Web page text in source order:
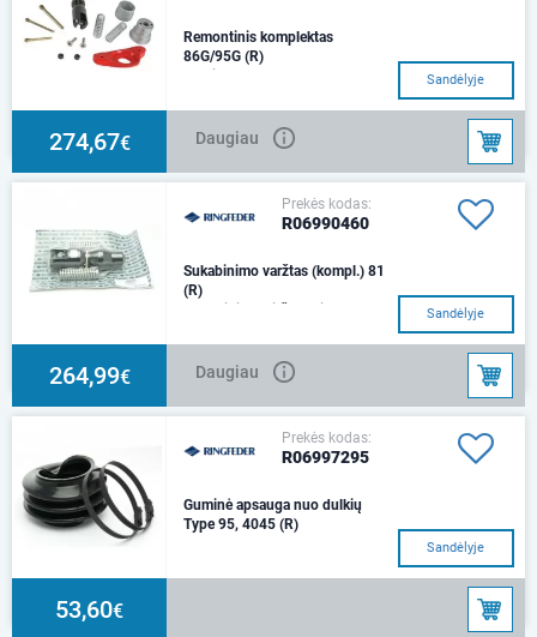
Remontinis komplektas
86G/95G (R)
Svoris 0,950 kg.
Sandėlyje
274,67€ Daugiau
Prekės kodas:
R06990460
Sukabinimo varžtas (kompl.) 81
(R)
Sukabinimo pirštas Ringfeder
Sandėlyje
264,99€ Daugiau
Prekės kodas:
R06997295
Guminė apsauga nuo dulkių
Type 95, 4045 (R)
Sandėlyje
53,60€